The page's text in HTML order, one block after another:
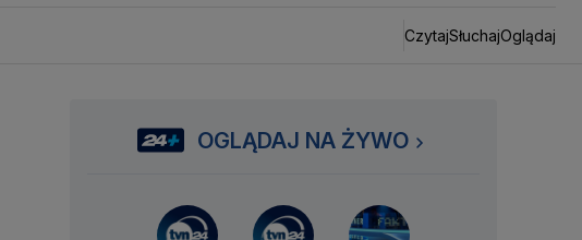
CzytajSłuchajOglądaj
OGLĄDAJ NA ŻYWO